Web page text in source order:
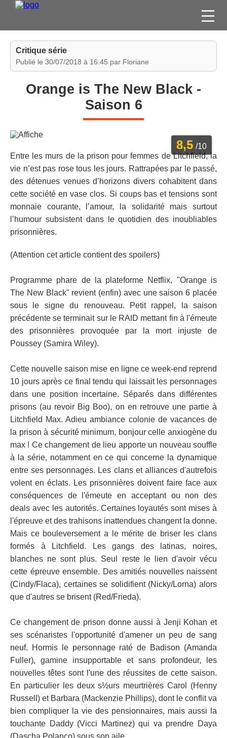
FILMS
JEUX VIDÉO
ESPACE
MEMBRE
Critique série
Publié le 30/07/2018 à 16:45 par Floriane
Orange is The New Black -
Saison 6
8,5 /10
Entre les murs de la prison pour femmes de Litchfield, la
vie n’est pas rose tous les jours. Rattrapées par le passé,
des détenues venues d’horizons divers cohabitent dans
cette société en vase clos. Si coups bas et tensions sont
monnaie courante, l’amour, la solidarité mais surtout
l’humour subsistent dans le quotidien des inoubliables
prisonnières.
(Attention cet article contient des spoilers)
Programme phare de la plateforme Netflix, "Orange is
The New Black" revient (enfin) avec une saison 6 placée
sous le signe du renouveau. Petit rappel, la saison
précédente se terminait sur le RAID mettant fin à l'émeute
des prisonnières provoquée par la mort injuste de
Poussey (Samira Wiley).
Cette nouvelle saison mise en ligne ce week-end reprend
10 jours après ce final tendu qui laissait les personnages
dans une position incertaine. Séparés dans différentes
prisons (au revoir Big Boo), on en retrouve une partie à
Litchfield Max. Adieu ambiance colonie de vacances de
la prison à sécurité minimum, bonjour celle anxiogène du
max ! Ce changement de lieu apporte un nouveau souffle
à la série, notamment en ce qui concerne la dynamique
entre ses personnages. Les clans et alliances d'autrefois
volent en éclats. Les prisonnières doivent faire face aux
conséquences de l'émeute en acceptant ou non des
deals avec les autorités. Certaines loyautés sont mises à
l'épreuve et des trahisons inattendues changent la donne.
Mais ce bouleversement a le mérite de briser les clans
formés à Litchfield. Les gangs des latinas, noires,
blanches ne sont plus. Seul reste le lien d'avoir vécu
cette épreuve ensemble. Des amitiés nouvelles naissent
(Cindy/Flaca), certaines se solidifient (Nicky/Lorna) alors
que d'autres se brisent (Red/Frieda).
Ce changement de prison donne aussi à Jenji Kohan et
ses scénaristes l'opportunité d'amener un peu de sang
neuf. Hormis le personnage raté de Badison (Amanda
Fuller), gamine insupportable et sans profondeur, les
nouvelles têtes sont l'une des réussites de cette saison.
En particulier les deux s½urs meurtrières Carol (Henny
Russell) et Barbara (Mackenzie Phillips), dont le conflit va
bien compliquer la vie des pensionnaires, mais aussi la
touchante Daddy (Vicci Martinez) qui va prendre Daya
(Dascha Polanco) sous son aile.